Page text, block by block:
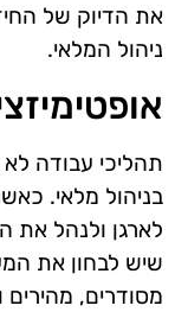
את הדיוק של
ניהול המלאי.
תהליכי עבודה לא
בניהול מלאי.
לארגן ולנהל את
שיש לבחון את
מסודרים, מהירים